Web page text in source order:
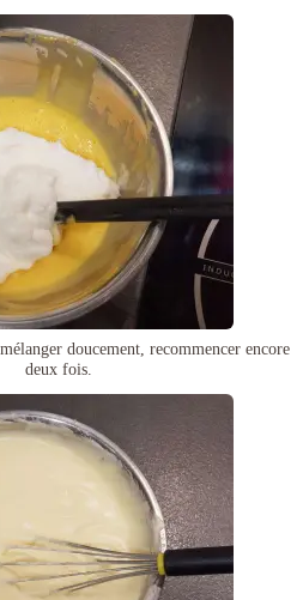
doucement, recommencer encore
deux fois.